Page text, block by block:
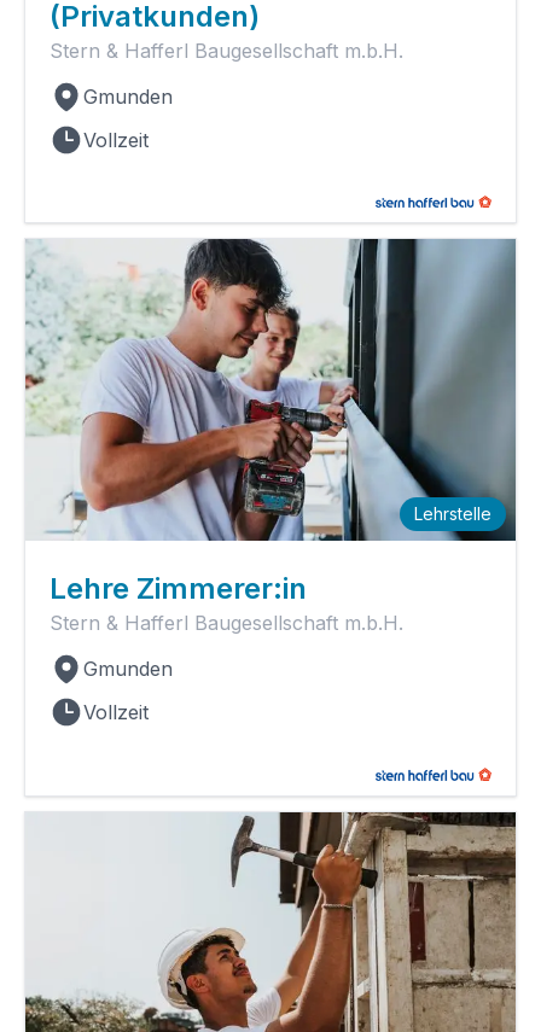
(Privatkunden)
Stern & Hafferl Baugesellschaft m.b.H.
Gmunden
Vollzeit
Lehrstelle
Lehre Zimmerer:in
Stern & Hafferl Baugesellschaft m.b.H.
Gmunden
Vollzeit